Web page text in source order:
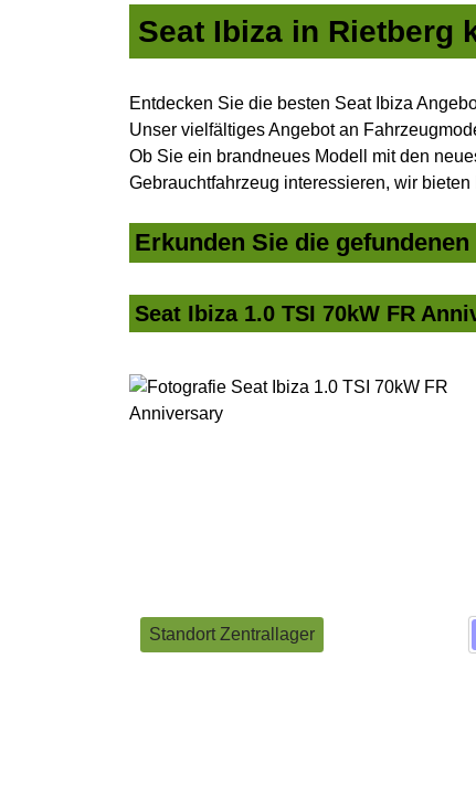
Seat Ibiza in Rietberg
Entdecken Sie die besten Seat Ibiza
Unser vielfältiges Angebot an
Ob Sie ein brandneues Modell mit den
Gebrauchtfahrzeug interessieren, wir
Erkunden Sie die
Seat Ibiza 1.0 TSI 70kW FR
Standort Zentrallager